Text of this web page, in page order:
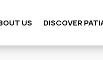
US DISCOVER